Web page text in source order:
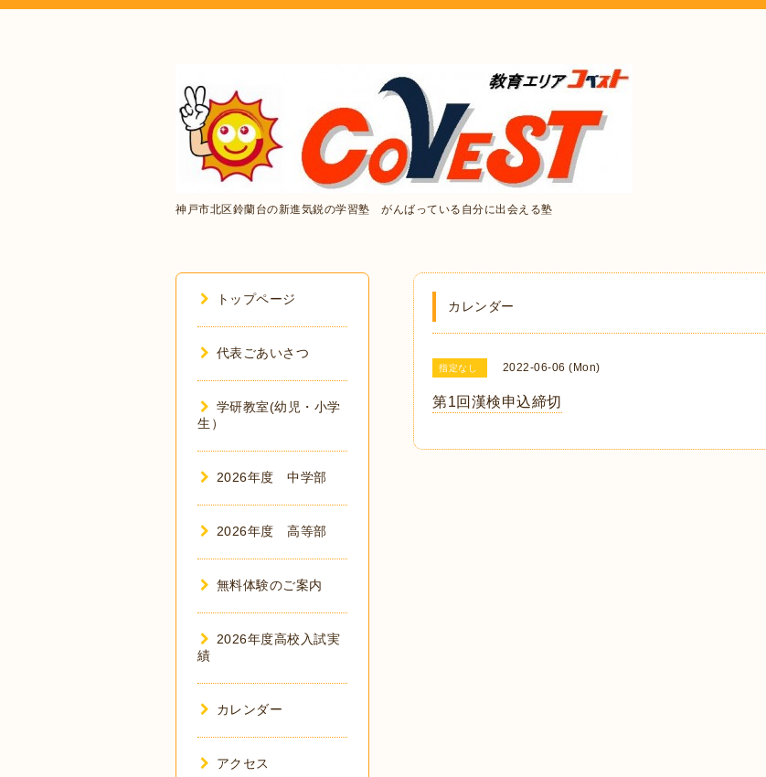
神戸市北区鈴蘭台の新進気鋭の学習塾 がんばっている自分に出会える塾
カレンダー
指定なし 2022-06-06 (Mon)
第1回漢検申込締切
トップページ
代表ごあいさつ
学研教室(幼児・小学
生）
2026年度 中学部
2026年度 高等部
無料体験のご案内
2026年度高校入試実
績
カレンダー
アクセス